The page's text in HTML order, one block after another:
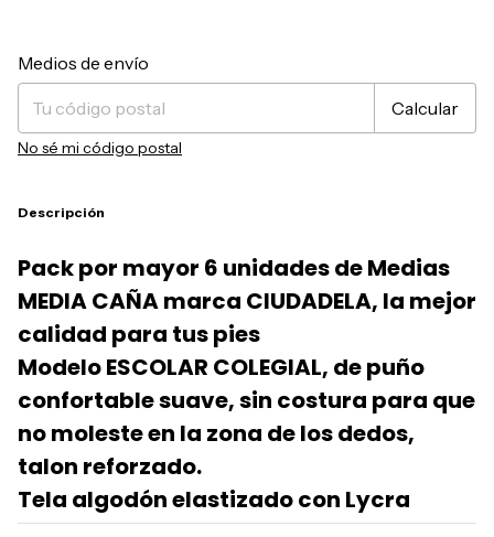
Entregas para el CP:
Medios de envío
Calcular
No sé mi código postal
Descripción
Pack por mayor 6 unidades de Medias
MEDIA CAÑA marca CIUDADELA, la mejor
calidad para tus pies
Modelo ESCOLAR COLEGIAL, de puño
confortable suave, sin costura para que
no moleste en la zona de los dedos,
talon reforzado.
Tela algodón elastizado con Lycra